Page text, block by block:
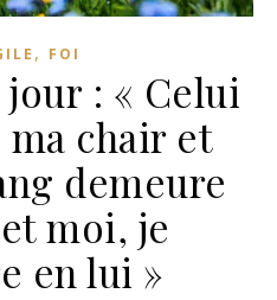
, FOI
: « Celui
chair et
demeure
moi, je
en lui »